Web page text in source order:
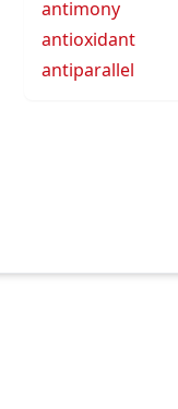
antimony
antioxidant
antiparallel